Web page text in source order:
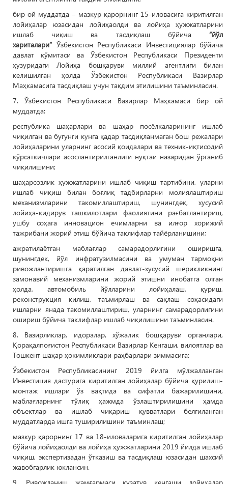
бир ой муддатда – мазкур қарорнинг 15-иловасига киритилган
лойиҳалар юзасидан лойиҳаолди ва лойиҳа ҳужжатларини
ишлаб чиқиш ва тасдиқлаш бўйича “йўл
хариталари” Ўзбекистон Республикаси Инвестициялар бўйича
давлат қўмитаси ва Ўзбекистон Республикаси Президенти
ҳузуридаги Лойиҳа бошқаруви миллий агентлиги билан
келишилган ҳолда Ўзбекистон Республикаси Вазирлар
Маҳкамасига тасдиқлаш учун тақдим этилишини таъминласин.
7. Ўзбекистон Республикаси Вазирлар Маҳкамаси бир ой
муддатда:
республика шаҳарлари ва шаҳар посёлкаларининг ишлаб
чиқилган ва бугунги кунга қадар тасдиқланмаган бош режалари
лойиҳаларини уларнинг асосий қоидалари ва техник-иқтисодий
кўрсаткичлари асослантирилганлиги нуқтаи назаридан ўрганиб
чиқилишини;
шаҳарсозлик ҳужжатларини ишлаб чиқиш тартибини, уларни
ишлаб чиқиш билан боғлиқ тадбирларни молиялаштириш
механизмларини такомиллаштириш, шунингдек, хусусий
лойиҳа-қидирув ташкилотлари фаолиятини рағбатлантириш,
ушбу соҳага инновацион ечимларни ва илғор хорижий
тажрибани жорий этиш бўйича таклифлар тайёрланишини;
ажратилаётган маблағлар самарадорлигини оширишга,
шунингдек, йўл инфратузилмасини ва умуман тармоқни
ривожлантиришга қаратилган давлат-хусусий шерикликнинг
замонавий механизмларини жорий этишни инобатга олган
ҳолда, автомобиль йўлларини лойиҳалаш, қуриш,
реконструкция қилиш, таъмирлаш ва сақлаш соҳасидаги
ишларни янада такомиллаштириш, уларнинг самарадорлигини
ошириш бўйича таклифлар ишлаб чиқилишини таъминласин.
8. Вазирликлар, идоралар, хўжалик бошқаруви органлари,
Қорақалпоғистон Республикаси Вазирлар Кенгаши, вилоятлар ва
Тошкент шаҳар ҳокимликлари раҳбарлари зиммасига:
Ўзбекистон Республикасининг 2019 йилга мўлжалланган
Инвестиция дастурига киритилган лойиҳалар бўйича қурилиш-
монтаж ишлари ўз вақтида ва сифатли бажарилишини,
маблағларнинг тўлиқ ҳажмда ўзлаштирилишини ҳамда
объектлар ва ишлаб чиқариш қувватлари белгиланган
муддатларда ишга туширилишини таъминлаш;
мазкур қарорнинг 17 ва 18-иловаларига киритилган лойиҳалар
бўйича лойиҳаолди ва лойиҳа ҳужжатларини 2019 йилда ишлаб
чиқиш, экспертизадан ўтказиш ва тасдиқлаш юзасидан шахсий
жавобгарлик юклансин.